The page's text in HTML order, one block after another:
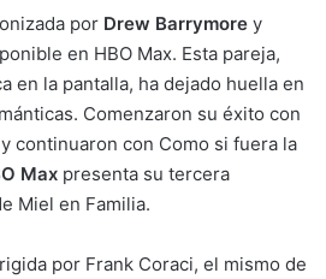
por Drew Barrymore y
en HBO Max. Esta pareja,
en la pantalla, ha dejado huella en
Comenzaron su éxito con
continuaron con Como si fuera la
Max presenta su tercera
Miel en Familia.
por Frank Coraci, el mismo de